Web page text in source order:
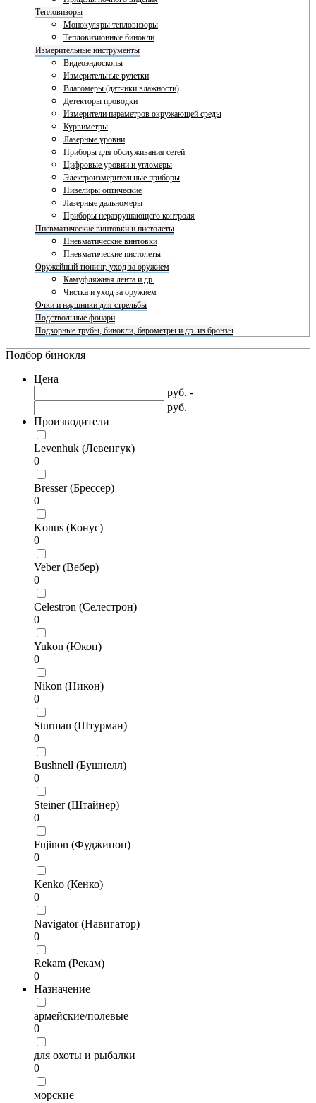
Тепловизоры
Монокуляры тепловизоры
Тепловизионные бинокли
Измерительные инструменты
Видеоэндоскопы
Измерительные рулетки
Влагомеры (датчики влажности)
Детекторы проводки
Измерители параметров окружающей среды
Курвиметры
Лазерные уровни
Приборы для обслуживания сетей
Цифровые уровни и угломеры
Электроизмерительные приборы
Нивелиры оптические
Лазерные дальномеры
Приборы неразрушающего контроля
Пневматические винтовки и пистолеты
Пневматические винтовки
Пневматические пистолеты
Оружейный тюнинг, уход за оружием
Камуфляжная лента и др.
Чистка и уход за оружием
Очки и наушники для стрельбы
Подствольные фонари
Подзорные трубы, бинокли, барометры и др. из бронзы
Подбор бинокля
Цена
руб. -
руб.
Производители
Levenhuk (Левенгук)
0
Bresser (Брессер)
0
Konus (Конус)
0
Veber (Вебер)
0
Celestron (Селестрон)
0
Yukon (Юкон)
0
Nikon (Никон)
0
Sturman (Штурман)
0
Bushnell (Бушнелл)
0
Steiner (Штайнер)
0
Fujinon (Фуджинон)
0
Kenko (Кенко)
0
Navigator (Навигатор)
0
Rekam (Рекам)
0
Назначение
армейские/полевые
0
для охоты и рыбалки
0
морские